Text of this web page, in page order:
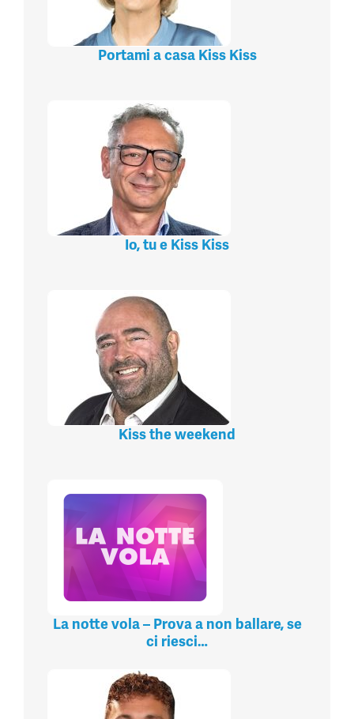
Portami a casa Kiss Kiss
Io, tu e Kiss Kiss
Kiss the weekend
La notte vola – Prova a non ballare, se
ci riesci…